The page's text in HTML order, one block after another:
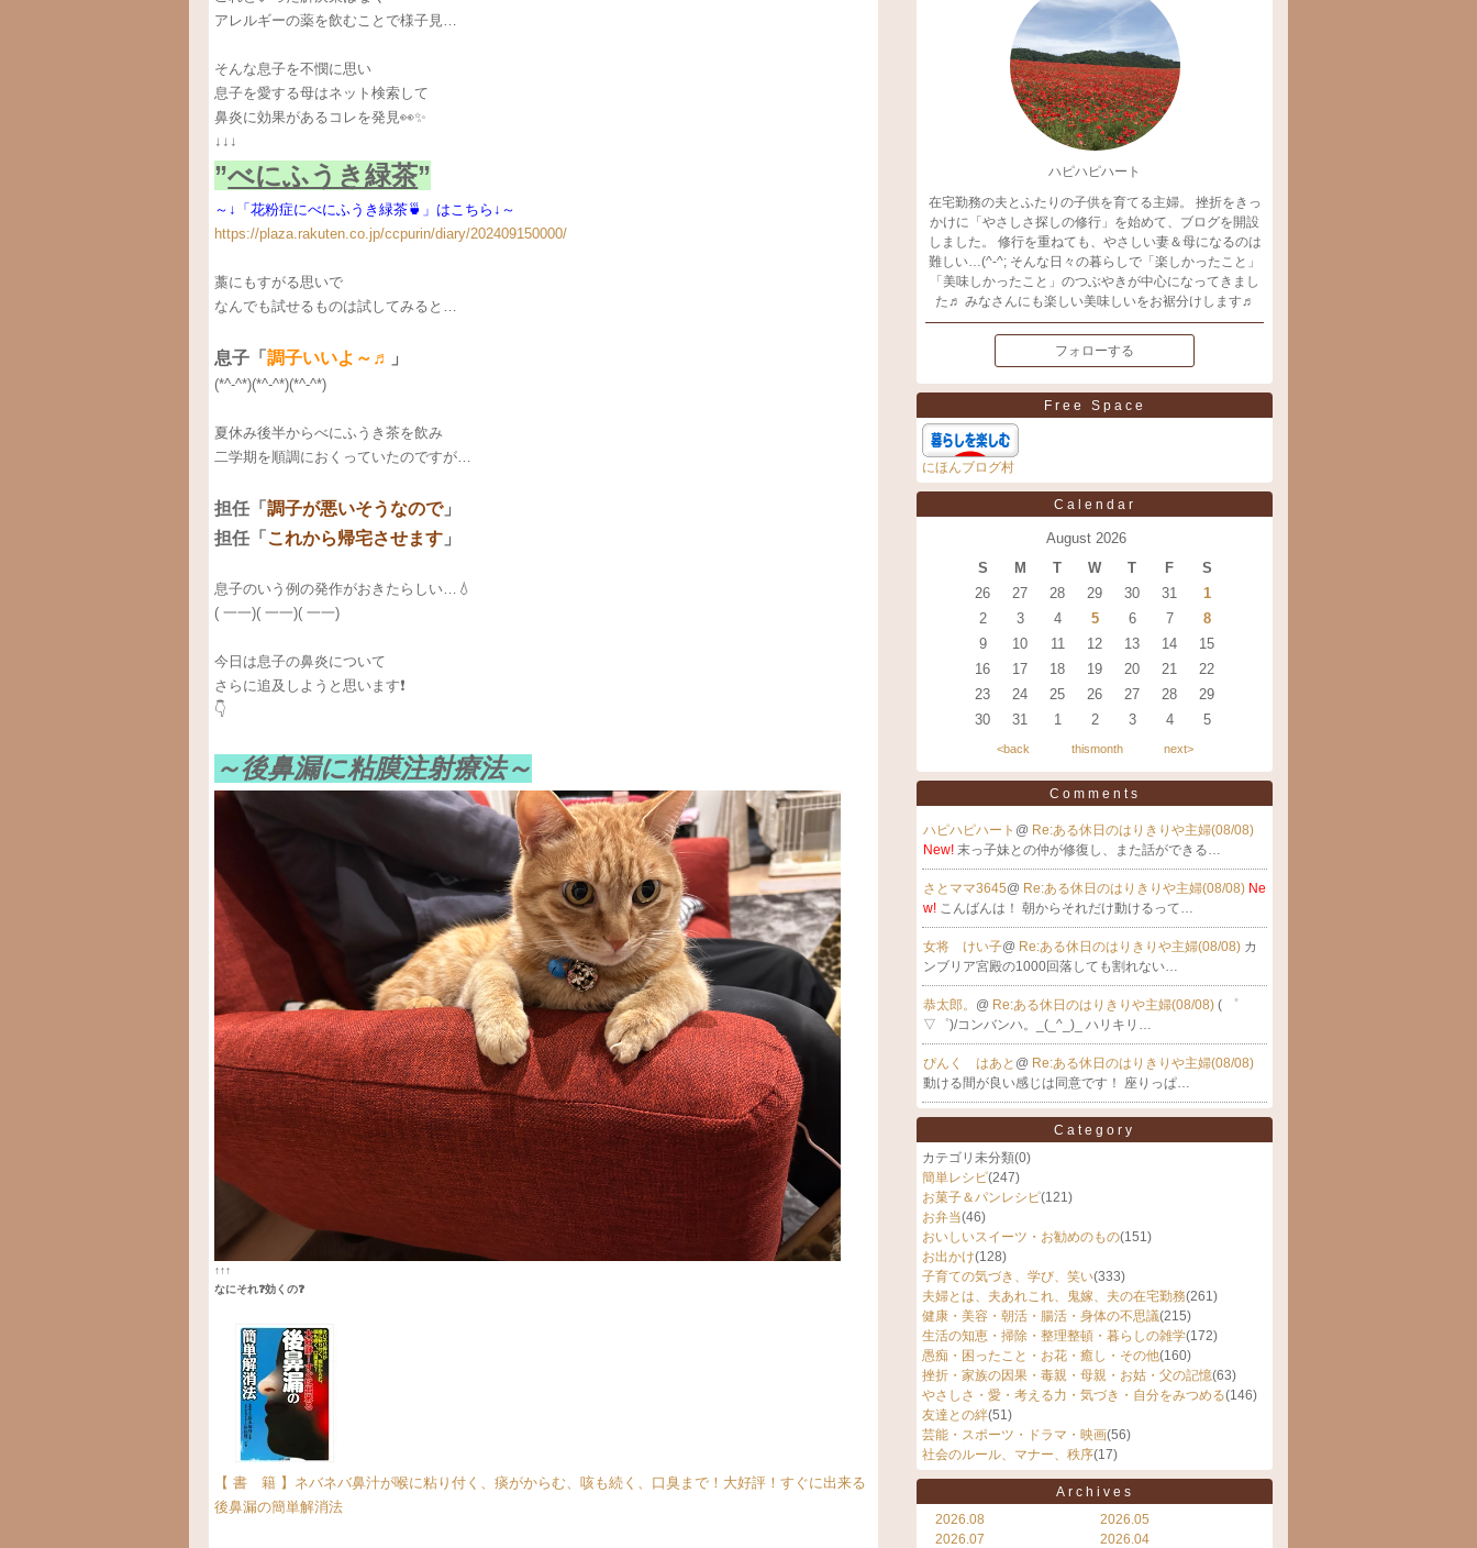
アレルギーの薬を飲むことで様子見…
そんな息子を不憫に思い
息子を愛する母はネット検索して
鼻炎に効果があるコレを発見👀✨
↓↓↓
”べにふうき緑茶”
～↓「花粉症にべにふうき緑茶🍵」はこちら↓～
https://plaza.rakuten.co.jp/ccpurin/diary/202409150000/
藁にもすがる思いで
なんでも試せるものは試してみると…
息子「調子いいよ～♬ 」
(*^-^*)(*^-^*)(*^-^*)
夏休み後半からべにふうき茶を飲み
二学期を順調におくっていたのですが…
担任「調子が悪いそうなので」
担任「 これから帰宅させます 」
息子のいう例の発作がおきたらしい…💧
( 一一)( 一一)( 一一)
今日は息子の鼻炎について
さらに追及しようと思います❗️
👇
～後鼻漏に粘膜注射療法～
↑↑↑
なにそれ❓効くの❓
【 書 籍 】ネバネバ鼻汁が喉に粘り付く、痰がからむ、咳も続く、口臭まで！大好評！すぐに出来る
後鼻漏の簡単解消法
ハピハピハート
在宅勤務の夫とふたりの子供を育てる主婦。 挫折をきっ
かけに「やさしさ探しの修行」を始めて、ブログを開設
しました。 修行を重ねても、やさしい妻＆母になるのは
難しい…(^-^; そんな日々の暮らしで「楽しかったこと」
「美味しかったこと」のつぶやきが中心になってきまし
た♬ みなさんにも楽しい美味しいをお裾分けします♬
フォローする
Free Space
にほんブログ村
Calendar
August 2026
S
M T W T F
S
26
27 28 29 30 31
1
2
3 4 5 6 7
8
9
10 11 12 13 14
15
16
17 18 19 20 21
22
23
24 25 26 27 28
29
30
31 1 2 3 4 5
<back thismonth next>
Comments
ハピハピハート @ Re:ある休日のはりきりや主婦(08/08)
New! 末っ子妹との仲が修復し、また話ができる…
さとママ3645@ Re:ある休日のはりきりや主婦(08/08) Ne
w! こんばんは！ 朝からそれだけ動けるって…
女将 けい子@ Re:ある休日のはりきりや主婦(08/08) カ
ンブリア宮殿の1000回落しても割れない…
恭太郎。 @ Re:ある休日のはりきりや主婦(08/08) ( ゜
▽゜)/コンバンハ。_(_^_)_ ハリキリ…
ぴんく はあと @ Re:ある休日のはりきりや主婦(08/08)
動ける間が良い感じは同意です！ 座りっぱ…
Category
カテゴリ未分類(0)
簡単レシピ(247)
お菓子＆パンレシピ(121)
お弁当(46)
おいしいスイーツ・お勧めのもの(151)
お出かけ(128)
子育ての気づき、学び、笑い(333)
夫婦とは、夫あれこれ、鬼嫁、夫の在宅勤務(261)
健康・美容・朝活・腸活・身体の不思議(215)
生活の知恵・掃除・整理整頓・暮らしの雑学(172)
愚痴・困ったこと・お花・癒し・その他(160)
挫折・家族の因果・毒親・母親・お姑・父の記憶(63)
やさしさ・愛・考える力・気づき・自分をみつめる(146)
友達との絆(51)
芸能・スポーツ・ドラマ・映画(56)
社会のルール、マナー、秩序(17)
Archives
2026.08
2026.07
2026.05
2026.04